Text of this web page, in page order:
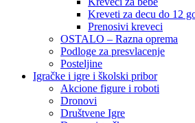
Kreveti za decu do 12
Prenosivi kreveci
OSTALO – Razna oprema
Podloge za presvlacenje
Posteljine
Igračke i igre i školski pribor
Akcione figure i roboti
Dronovi
Društvene Igre